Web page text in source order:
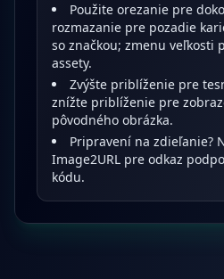
Použite orezanie pre
rozmazanie pre pozadie
so značkou; zmenu veľkosti
assety.
Zvýšte priblíženie pre
znížte priblíženie pre
pôvodného obrázka.
Pripravení na zdieľanie?
Image2URL pre odkaz
kódu.